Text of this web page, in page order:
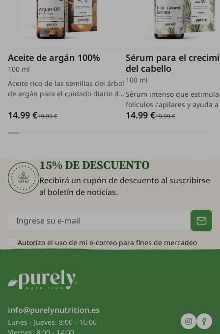
Aceite de argán 100%
100 ml
Aceite rico de las semillas del árbol
de argán para el cuidado diario de
14.99 €19.99 €
Sérum para el
del cabello
100 ml
Sérum intenso que
folículos capilares y ayuda
un cabello visiblemente
14.99 €19.99 €
15% DE DESCUENTO
Recibirá un cupón de descuento al suscribirse
al boletín de noticias.
Autorizo el uso de mi e-correo para fines de mercadeo
info@purelynutrition.es
Lunes - Jueves: 8:00 - 16:00